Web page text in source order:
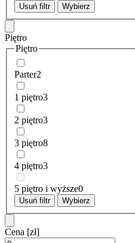
Usuń filtr Wybierz
Piętro
Piętro
Parter2
1 piętro3
2 piętro3
3 piętro8
4 piętro3
5 piętro i wyższe0
Usuń filtr Wybierz
Cena [zł]